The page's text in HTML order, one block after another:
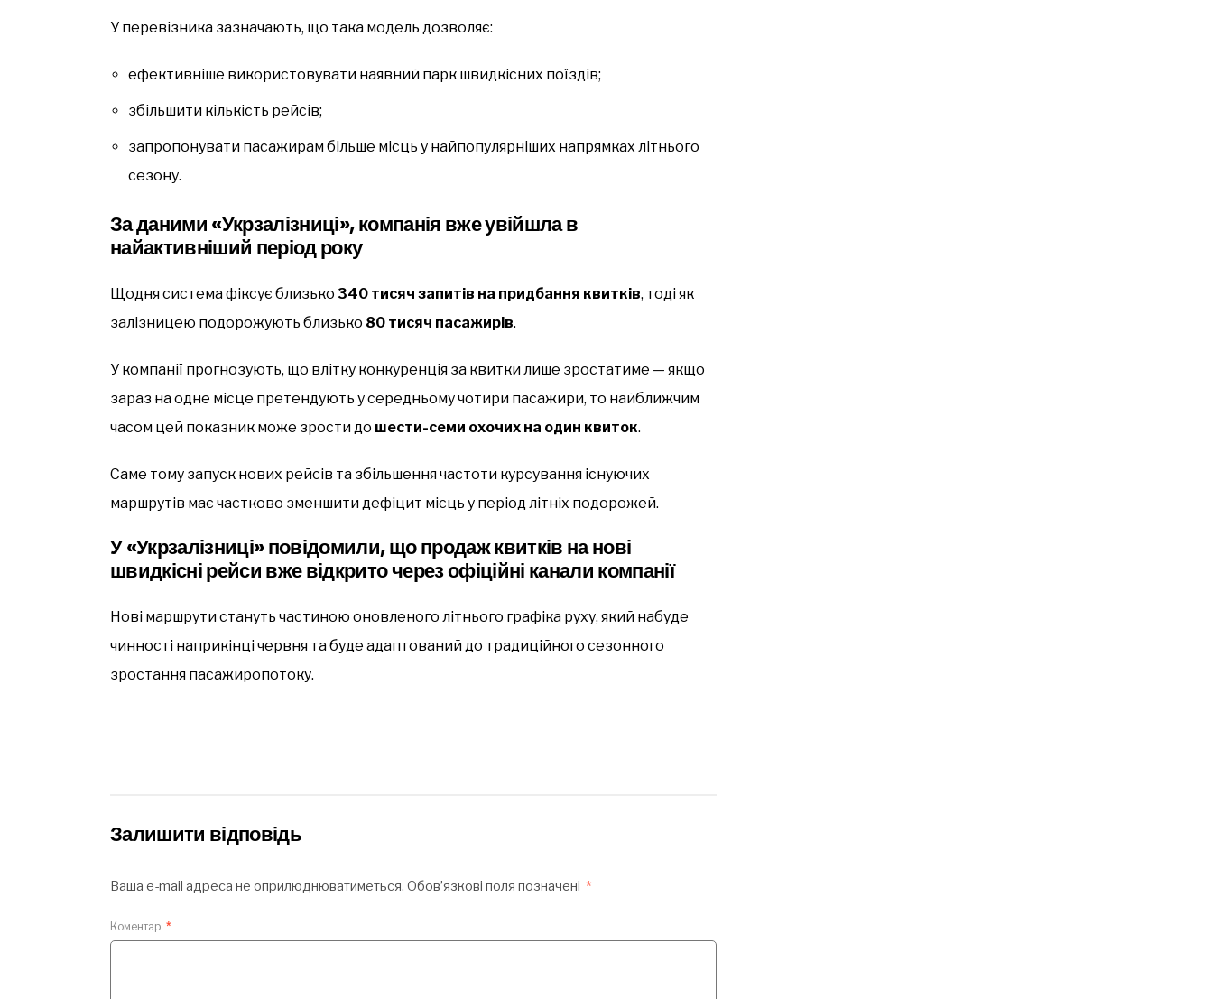
У перевізника зазначають, що така модель дозволяє:
ефективніше використовувати наявний парк швидкісних поїздів;
збільшити кількість рейсів;
запропонувати пасажирам більше місць у найпопулярніших напрямках літнього
сезону.
За даними «Укрзалізниці», компанія вже увійшла в
найактивніший період року
Щодня система фіксує близько 340 тисяч запитів на придбання квитків, тоді як
залізницею подорожують близько 80 тисяч пасажирів.
У компанії прогнозують, що влітку конкуренція за квитки лише зростатиме — якщо
зараз на одне місце претендують у середньому чотири пасажири, то найближчим
часом цей показник може зрости до шести-семи охочих на один квиток.
Саме тому запуск нових рейсів та збільшення частоти курсування існуючих
маршрутів має частково зменшити дефіцит місць у період літніх подорожей.
У «Укрзалізниці» повідомили, що продаж квитків на нові
швидкісні рейси вже відкрито через офіційні канали компанії
Нові маршрути стануть частиною оновленого літнього графіка руху, який набуде
чинності наприкінці червня та буде адаптований до традиційного сезонного
зростання пасажиропотоку.
Залишити відповідь
Ваша e-mail адреса не оприлюднюватиметься. Обов’язкові поля позначені *
Коментар *